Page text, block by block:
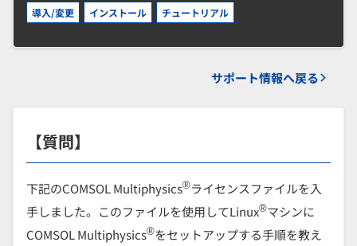
導入/変更 インストール チュートリアル
サポート情報へ戻る
【質問】
下記のCOMSOL Multiphysics®ライセンスファイルを入
手しました。このファイルを使用してLinux®マシンに
COMSOL Multiphysics®をセットアップする手順を教え